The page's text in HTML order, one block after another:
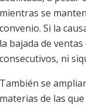
mientras se
convenio. Si la
la bajada de
consecutivos, ni
También se
materias de las